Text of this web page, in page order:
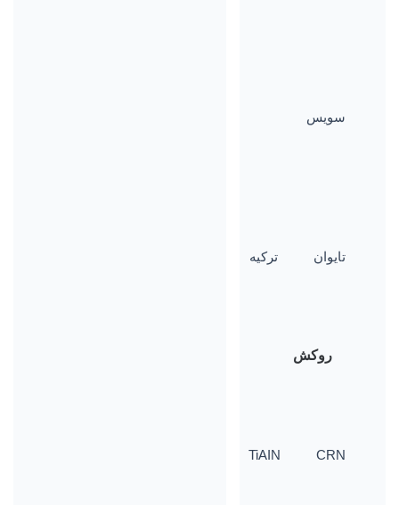
سویس
تایوان ترکیه
روکش
CRN
TiAIN